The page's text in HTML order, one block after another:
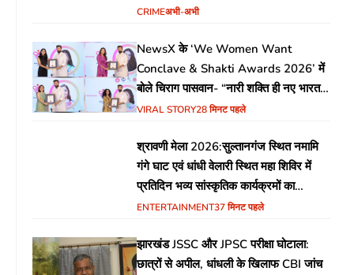
CRIMEअभी-अभी
NewsX के ‘We Women Want
Conclave & Shakti Awards 2026’ में
बोले चिराग पासवान- “नारी शक्ति ही नए भारत
की सबसे बड़ी ताकत”
VIRAL STORY28 मिनट पहले
श्रावणी मेला 2026:सुल्तानगंज स्थित नमामि
गंगे घाट एवं धांधी वेलारी स्थित महा शिविर में
प्रतिदिन भव्य सांस्कृतिक कार्यक्रमों का
आयोजन
ENTERTAINMENT37 मिनट पहले
झारखंड JSSC और JPSC परीक्षा घोटाला:
छात्रों से अपील, धांधली के खिलाफ CBI जांच